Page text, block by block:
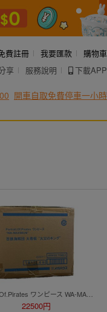
費註冊 我要匯款
購物車
享 服務說明 下載APP
開車自取免費停車一小時
Portrait.Of.Pirates ワンピース WA-MAXIMUM 百獣海賊団 大看板 火災のキング
22500円